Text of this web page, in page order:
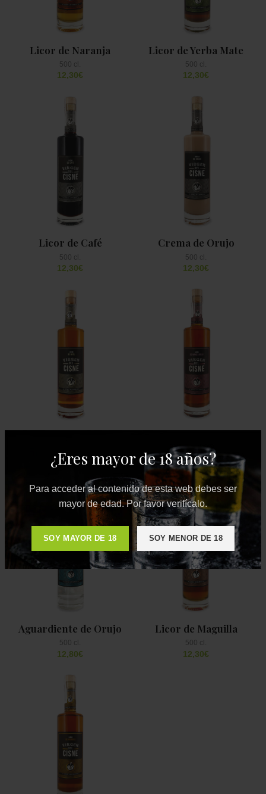
¿Eres mayor de 18 años?
Para acceder al contenido de esta web debes ser
mayor de edad. Por favor verifícalo.
SOY MAYOR DE 18 SOY MENOR DE 18
Licor de Naranja
12,30€
Licor de Yerba Mate
12,30€
Licor de Café
12,30€
Crema de Orujo
12,30€
12,30€ 12,30€
Aguardiente de Orujo
12,80€
Licor de Maguilla
12,30€